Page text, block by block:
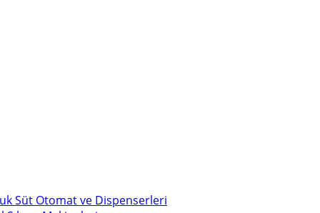
Süt Otomat ve Dispenserleri